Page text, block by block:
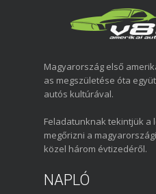
Magyarország első
as megszületése óta
autós kultúrával.
Feladatunknak tekintjük a
megőrizni a
közel három évtizedéről.
NAPLÓ